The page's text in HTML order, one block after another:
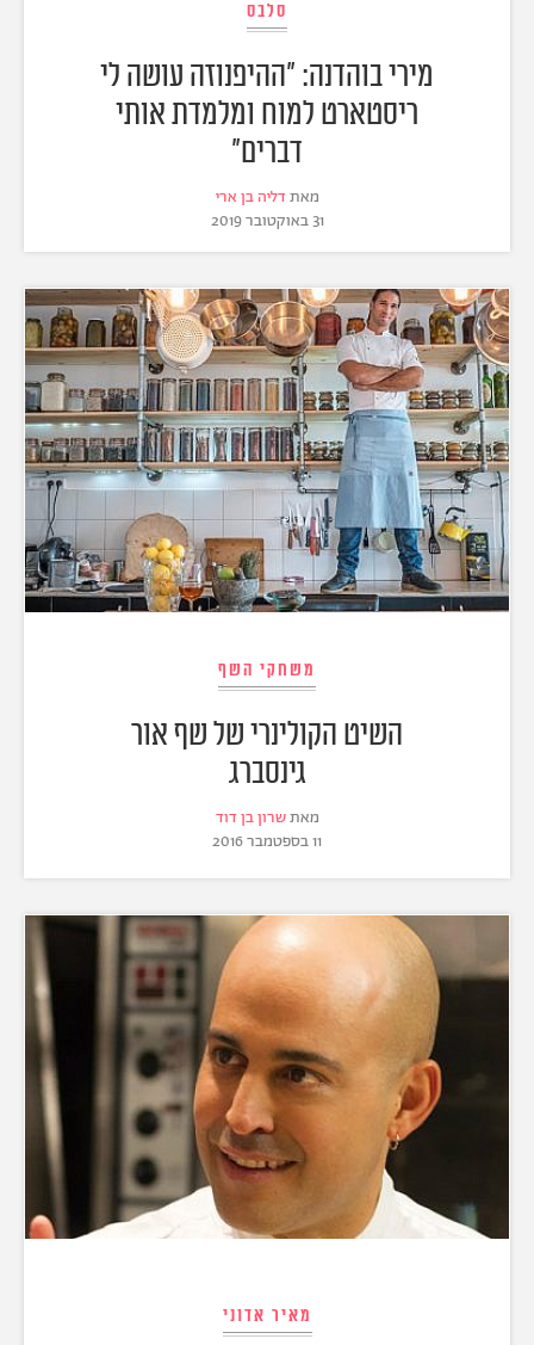
סלבס
מירי בוהדנה: "ההיפנוזה עושה לי
ריסטארט למוח ומלמדת אותי
דברים"
מאת דליה בן ארי
31 באוקטובר 2019
משחקי השף
השיט הקולינרי של שף אור
גינסברג
מאתשרון בן דוד
11 בספטמבר 2016
מאיר אדוני